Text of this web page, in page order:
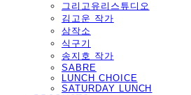
그리고유리스튜디오
김고운 작가
삼작소
식구기
송지호 작가
SABRE
LUNCH CHOICE
SATURDAY LUNCH